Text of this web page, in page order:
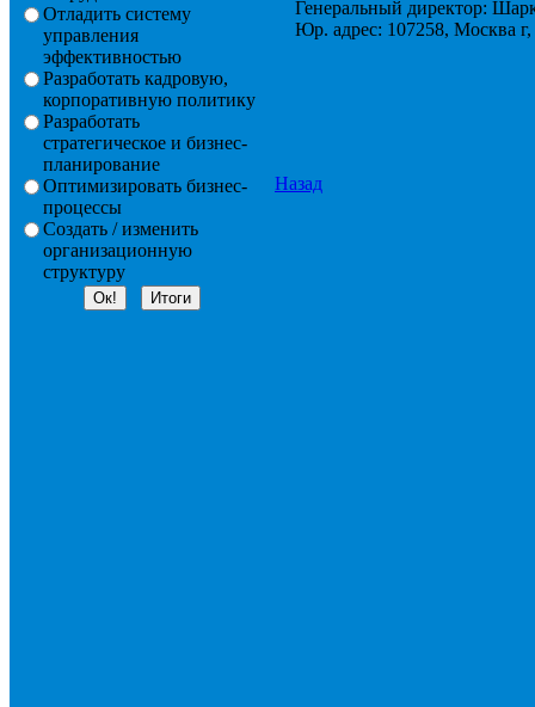
Отладить систему
управления
эффективностью
Разработать кадровую,
корпоративную политику
Разработать
стратегическое и бизнес-
планирование
Оптимизировать бизнес-
процессы
Создать / изменить
организационную
структуру
Генеральный директор:
Юр. адрес: 107258, Москва
Назад